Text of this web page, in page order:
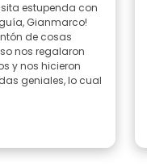
estupenda con
Gianmarco!
de cosas
nos regalaron
y nos hicieron
geniales, lo cual